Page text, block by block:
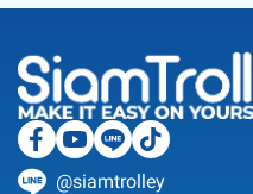
@siamtrolley